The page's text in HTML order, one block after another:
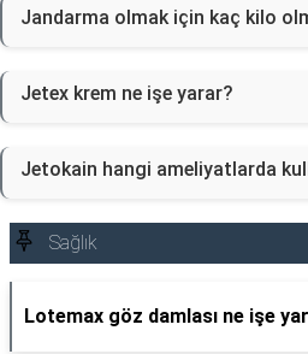
Jandarma olmak için kaç kilo
Jetex krem ne işe yarar?
Jetokain hangi ameliyatlarda
Sağlık
Lotemax göz damlası ne işe